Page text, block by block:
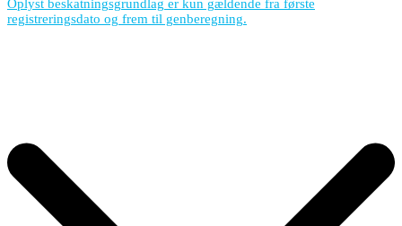
Oplyst beskatningsgrundlag er kun gældende fra første
registreringsdato og frem til genberegning.